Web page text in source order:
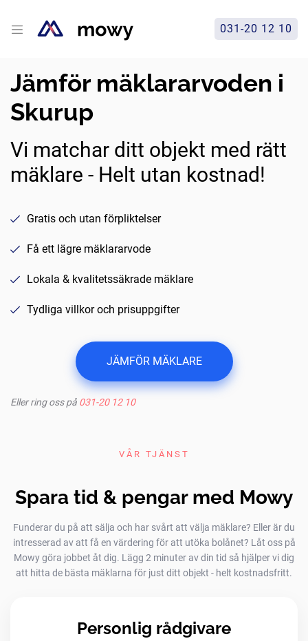
031-20 12 10
Jämför mäklararvoden i
Skurup
Vi matchar ditt objekt med rätt
mäklare - Helt utan kostnad!
Gratis och utan förpliktelser
Få ett lägre mäklararvode
Lokala & kvalitetssäkrade mäklare
Tydliga villkor och prisuppgifter
JÄMFÖR MÄKLARE
Eller ring oss på 031-20 12 10
VÅR TJÄNST
Spara tid & pengar med Mowy
Funderar du på att sälja och har svårt att välja mäklare? Eller är du
intresserad av att få en värdering för att utöka bolånet? Låt oss på
Mowy göra jobbet åt dig. Lägg 2 minuter av din tid så hjälper vi dig
att hitta de bästa mäklarna för just ditt objekt - helt kostnadsfritt.
Personlig rådgivare